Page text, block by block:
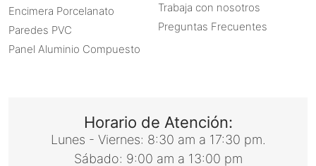
Encimera Porcelanato
Paredes PVC
Panel Aluminio Compuesto
Trabaja con nosotros
Preguntas Frecuentes
Horario de Atención:
Lunes - Viernes: 8:30 am a 17:30 pm.
Sábado: 9:00 am a 13:00 pm